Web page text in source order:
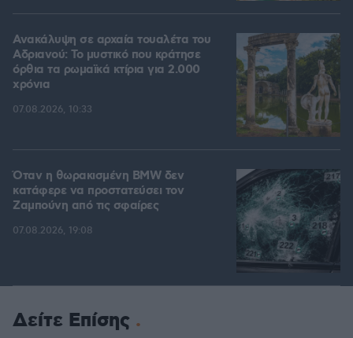
Ανακάλυψη σε αρχαία τουαλέτα του
Αδριανού: Το μυστικό που κράτησε
όρθια τα ρωμαϊκά κτίρια για 2.000
χρόνια
07.08.2026, 10:33
Όταν η θωρακισμένη BMW δεν
κατάφερε να προστατεύσει τον
Ζαμπούνη από τις σφαίρες
07.08.2026, 19:08
Δείτε Επίσης